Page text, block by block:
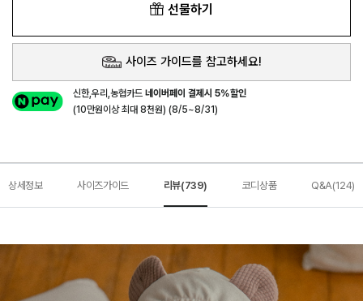
선물하기
사이즈 가이드를 참고하세요!
신한,우리,농협카드네이버페이 결제시 5%할인
(10만원이상 최대 8천원) (8/5~8/31)
상세정보 사이즈가이드 리뷰(739) 코디상품 Q&A(124)